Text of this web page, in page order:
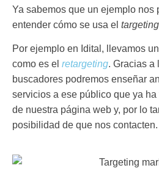
Ya sabemos que un ejemplo nos
entender cómo se usa el
Por ejemplo en Idital, llevamos
como es el retargeting. Gracias a
buscadores podremos enseñar
servicios a ese público que ya
de nuestra página web y, por lo
posibilidad de que nos contacten.